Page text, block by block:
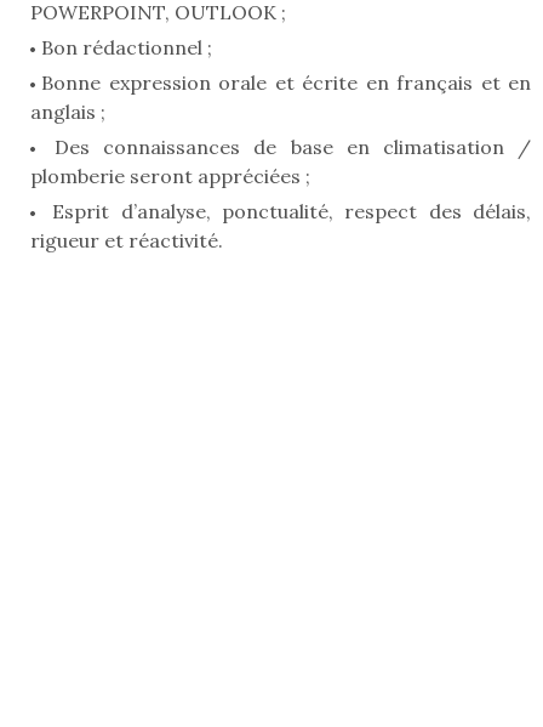
POWERPOINT, OUTLOOK ;
Bon rédactionnel ;
Bonne expression orale et écrite en français et en
anglais ;
Des connaissances de base en climatisation /
plomberie seront appréciées ;
Esprit d’analyse, ponctualité, respect des délais,
rigueur et réactivité.